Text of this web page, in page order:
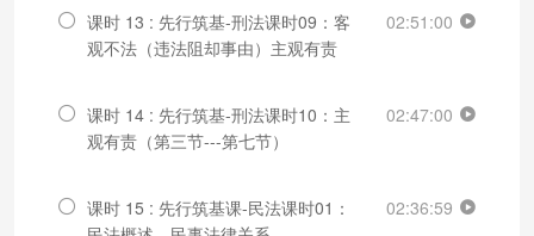
课时 13 : 先行筑基-刑法课时09：客
观不法（违法阻却事由）主观有责
02:51:00
课时 14 : 先行筑基-刑法课时10：主
观有责（第三节---第七节）
02:47:00
课时 15 : 先行筑基课-民法课时01：
02:36:59